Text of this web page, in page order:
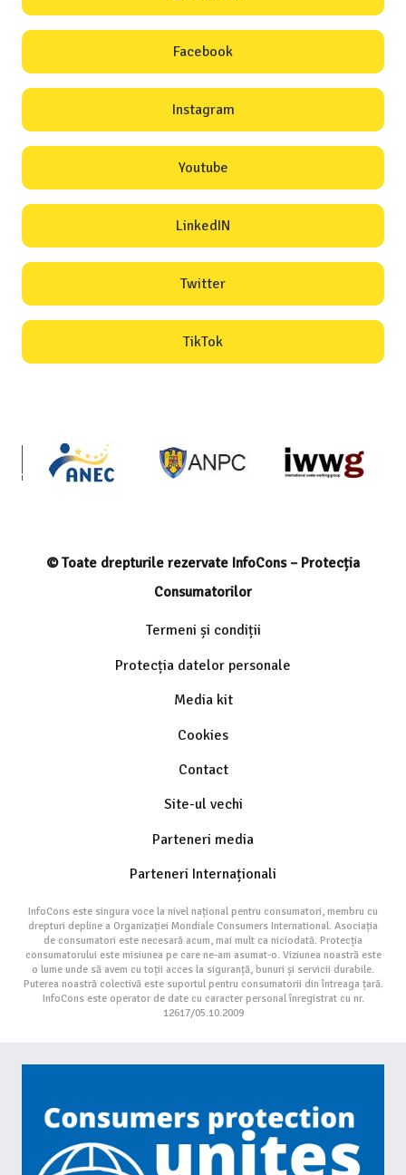
Facebook
Instagram
Youtube
LinkedIN
Twitter
TikTok
© Toate drepturile rezervate InfoCons – Protecția
Consumatorilor
Termeni și condiții
Protecția datelor personale
Media kit
Cookies
Contact
Site-ul vechi
Parteneri media
Parteneri Internaționali
InfoCons este singura voce la nivel național pentru consumatori, membru cu
drepturi depline a Organizației Mondiale Consumers International. Asociația
de consumatori este necesară acum, mai mult ca niciodată. Protecția
consumatorului este misiunea pe care ne-am asumat-o. Viziunea noastră este
o lume unde să avem cu toții acces la siguranță, bunuri și servicii durabile.
Puterea noastră colectivă este suportul pentru consumatorii din întreaga țară.
InfoCons este operator de date cu caracter personal înregistrat cu nr.
12617/05.10.2009